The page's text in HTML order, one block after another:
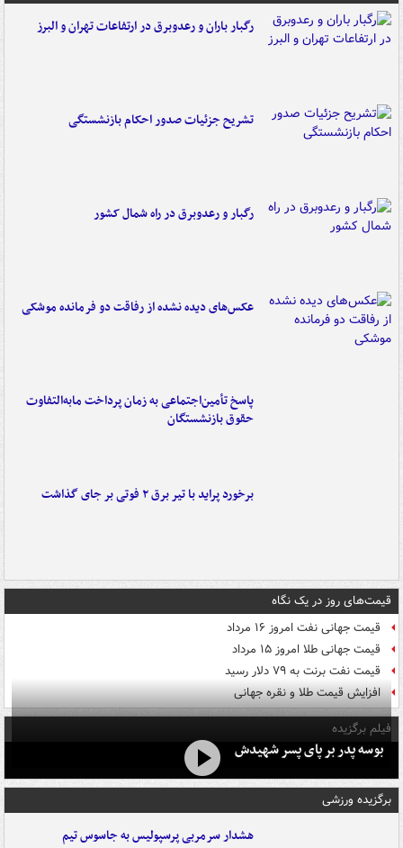
رگبار باران و رعدوبرق در ارتفاعات تهران و البرز
تشریح جزئیات صدور احکام بازنشستگی
رگبار و رعدوبرق در راه شمال کشور
عکس‌های دیده نشده از رفاقت دو فرمانده‌ موشکی
پاسخ تأمین‌اجتماعی به زمان پرداخت مابه‌التفاوت
حقوق بازنشستگان
برخورد پراید با تیر برق ۲ فوتی بر جای گذاشت
قیمت‌های روز در یک نگاه
قیمت جهانی نفت امروز ۱۶ مرداد
قیمت جهانی طلا امروز ۱۵ مرداد
قیمت نفت برنت به ۷۹ دلار رسید
افزایش قیمت طلا و نقره جهانی
فیلم برگزیده
بوسه‌ پدر بر پای پسر شهیدش
برگزیده ورزشی
هشدار سرمربی پرسپولیس به جاسوس تیم